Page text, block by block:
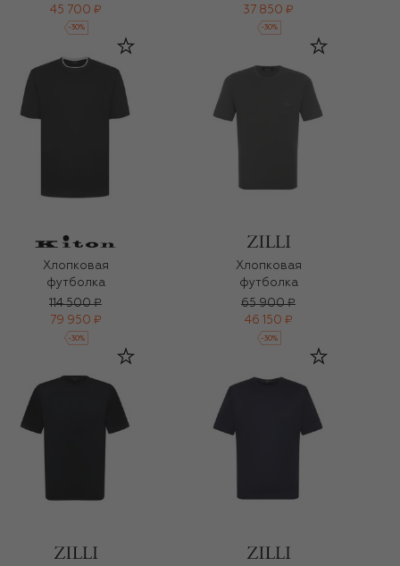
45 700 ₽
-30%
37 850 ₽
-30%
Хлопковая
футболка
114 500 ₽
79 950 ₽
-30%
Хлопковая
футболка
65 900 ₽
46 150 ₽
-30%